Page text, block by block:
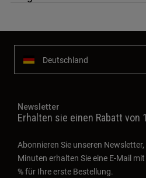
Deutschland
Newsletter
Erhalten sie einen Rabatt von
Abonnieren Sie unseren
Minuten erhalten Sie eine E-Mail
% für Ihre erste Bestellung.